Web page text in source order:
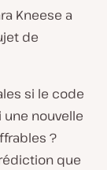
Kneese a
de
si le code
une nouvelle
?
que